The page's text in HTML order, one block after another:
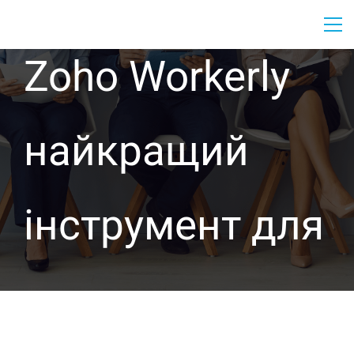
Zoho Workerly
найкращий
інструмент для
кадрових